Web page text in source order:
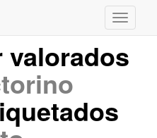
valorados